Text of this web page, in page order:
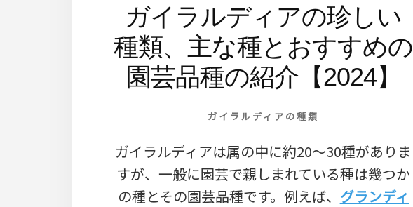
ガイラルディアの珍しい
種類、主な種とおすすめの
園芸品種の紹介【2024】
ガイラルディアの種類
ガイラルディアは属の中に約20～30種がありま
すが、一般に園芸で親しまれている種は幾つか
の種とその園芸品種です。例えば、 グランディ